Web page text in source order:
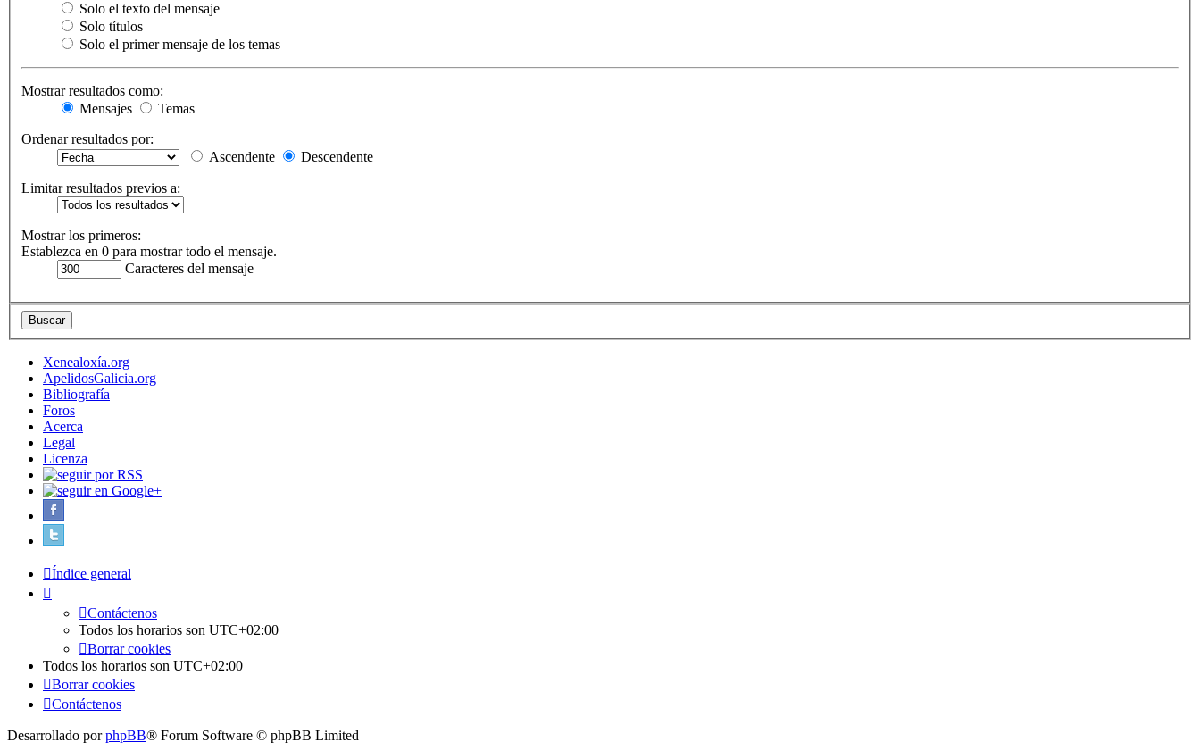
Solo el texto del mensaje
Solo títulos
Solo el primer mensaje de los temas
Mostrar resultados como:
Mensajes
Temas
Ordenar resultados por:
Ascendente
Descendente
Limitar resultados previos a:
Mostrar los primeros:
Establezca en 0 para mostrar todo el mensaje.
Caracteres del mensaje
Xenealoxía.org
ApelidosGalicia.org
Bibliografía
Foros
Acerca
Legal
Licenza
Índice general
Contáctenos
Todos los horarios son UTC+02:00
Borrar cookies
Todos los horarios son UTC+02:00
Borrar cookies
Contáctenos
Desarrollado porphpBB® Forum Software © phpBB Limited